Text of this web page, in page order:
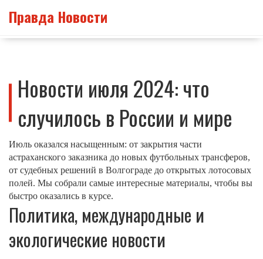
Правда Новости
Новости июля 2024: что
случилось в России и мире
Июль оказался насыщенным: от закрытия части
астраханского заказника до новых футбольных трансферов,
от судебных решений в Волгограде до открытых лотосовых
полей. Мы собрали самые интересные материалы, чтобы вы
быстро оказались в курсе.
Политика, международные и
экологические новости